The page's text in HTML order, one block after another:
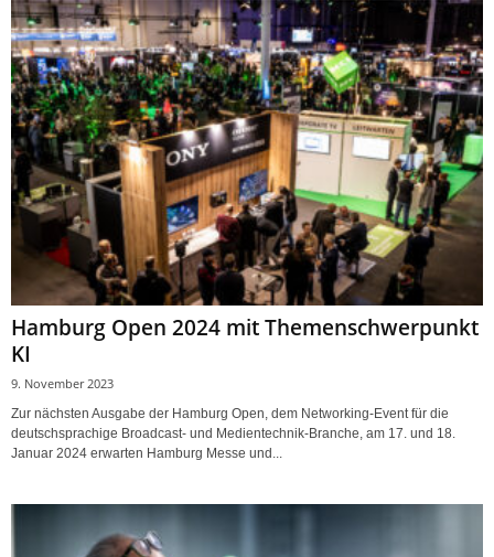
Hamburg Open 2024 mit Themenschwerpunkt
KI
9. November 2023
Zur nächsten Ausgabe der Hamburg Open, dem Networking-Event für die
deutschsprachige Broadcast- und Medientechnik-Branche, am 17. und 18.
Januar 2024 erwarten Hamburg Messe und...